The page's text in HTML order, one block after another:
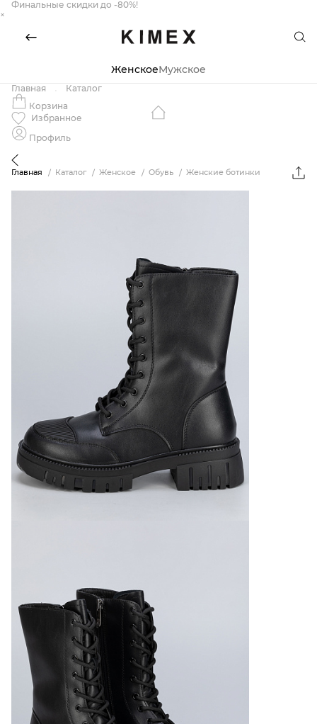
Финальные скидки до -80%!
×
ЖенскоеМужское
Главная
Каталог
Корзина
Избранное
Профиль
Главная Каталог Женское Обувь Женские ботинки